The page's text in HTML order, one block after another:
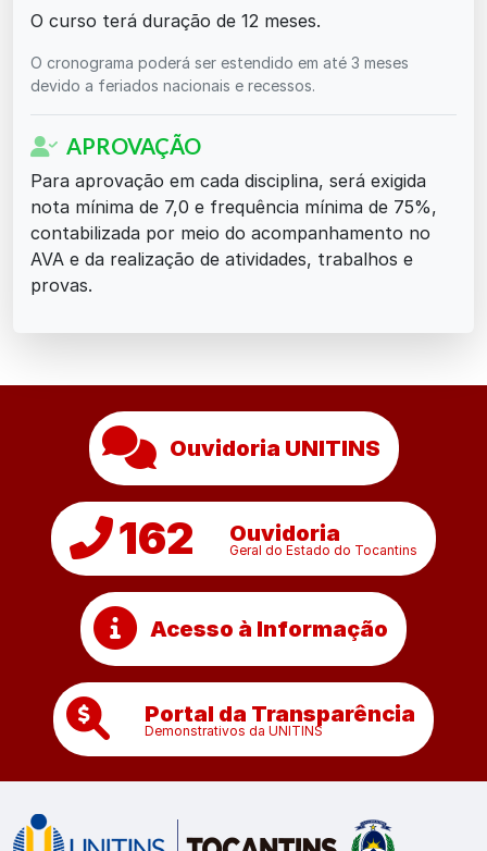
O curso terá duração de 12 meses.
O cronograma poderá ser estendido em até 3 meses
devido a feriados nacionais e recessos.
APROVAÇÃO
Para aprovação em cada disciplina, será exigida
nota mínima de 7,0 e frequência mínima de 75%,
contabilizada por meio do acompanhamento no
AVA e da realização de atividades, trabalhos e
provas.
Ouvidoria UNITINS
162 Ouvidoria
Geral do Estado do Tocantins
Acesso à Informação
Portal da Transparência
Demonstrativos da UNITINS